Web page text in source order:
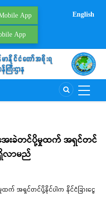
App
App
English
ေးခဲတင်ပို့မှုထက် အရှင်တင်
ရှိလာမည်
က် အရှင်တင်ပို့နိုင်ပါက နိုင်ငံခြားငွေ